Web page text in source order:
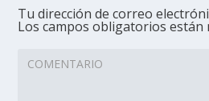
Tu dirección de correo
Los campos obligatorios están